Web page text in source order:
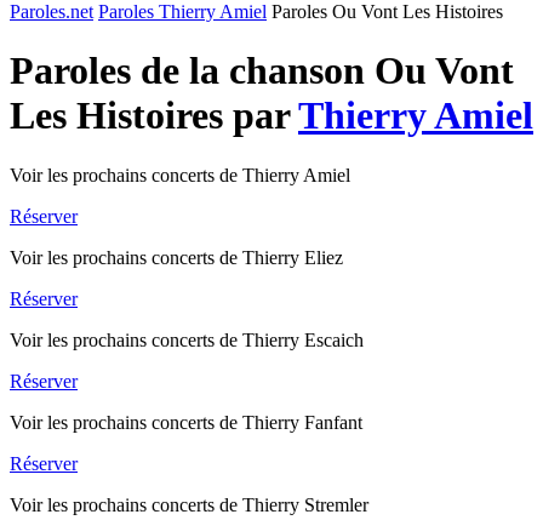
Paroles.net Paroles Thierry Amiel Paroles Ou Vont Les Histoires
Paroles de la chanson Ou Vont
Les Histoires parThierry Amiel
Voir les prochains concerts de Thierry Amiel
Réserver
Voir les prochains concerts de Thierry Eliez
Réserver
Voir les prochains concerts de Thierry Escaich
Réserver
Voir les prochains concerts de Thierry Fanfant
Réserver
Voir les prochains concerts de Thierry Stremler